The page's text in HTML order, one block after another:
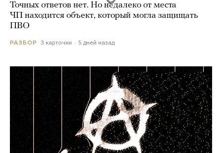
Точных ответов нет. Но недалеко от места
ЧП находится объект, который могла защищать
ПВО
РАЗБОР 3 карточки 5 дней назад